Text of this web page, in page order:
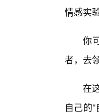
情感实验
你
者，去
在
自己的